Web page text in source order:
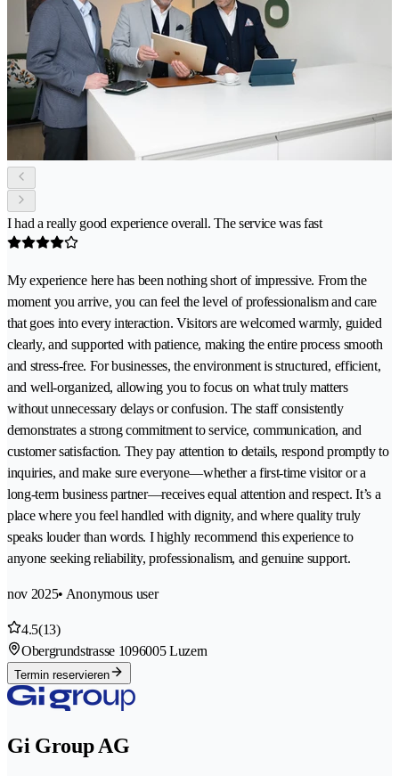
I had a really good experience overall. The service was fast
My experience here has been nothing short of impressive. From the
moment you arrive, you can feel the level of professionalism and care
that goes into every interaction. Visitors are welcomed warmly, guided
clearly, and supported with patience, making the entire process smooth
and stress-free. For businesses, the environment is structured, efficient,
and well-organized, allowing you to focus on what truly matters
without unnecessary delays or confusion. The staff consistently
demonstrates a strong commitment to service, communication, and
customer satisfaction. They pay attention to details, respond promptly to
inquiries, and make sure everyone—whether a first-time visitor or a
long-term business partner—receives equal attention and respect. It’s a
place where you feel handled with dignity, and where quality truly
speaks louder than words. I highly recommend this experience to
anyone seeking reliability, professionalism, and genuine support.
nov 2025• Anonymous user
4.5(13)
Obergrundstrasse 1096005 Luzern
Termin reservieren
Gi Group AG